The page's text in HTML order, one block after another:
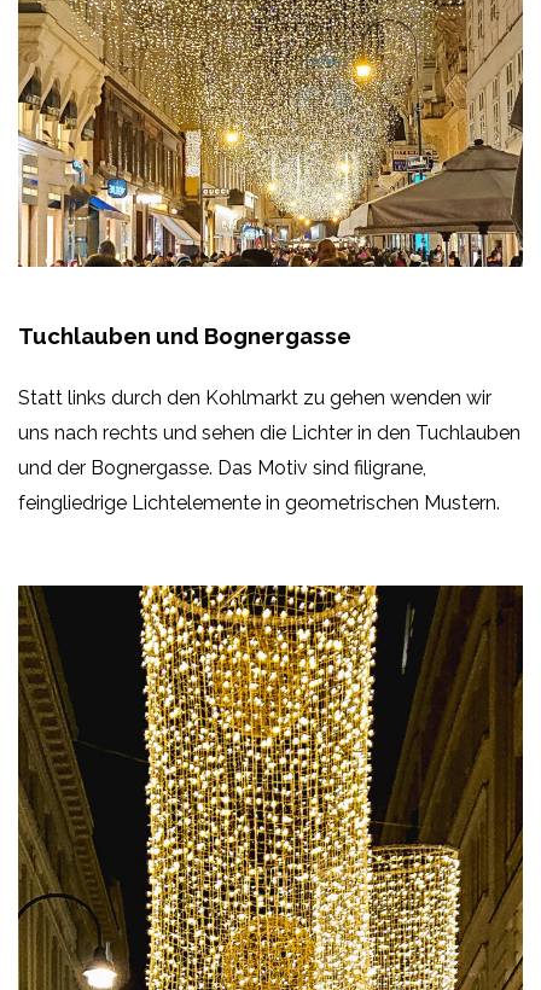
Tuchlauben und Bognergasse
Statt links durch den Kohlmarkt zu gehen wenden wir
uns nach rechts und sehen die Lichter in den Tuchlauben
und der Bognergasse. Das Motiv sind filigrane,
feingliedrige Lichtelemente in geometrischen Mustern.